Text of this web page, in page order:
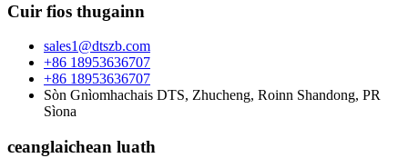
Cuir fios thugainn
sales1@dtszb.com
+86 18953636707
+86 18953636707
Sòn Gnìomhachais DTS, Zhucheng, Roinn Shandong, PR
Sìona
ceanglaichean luath